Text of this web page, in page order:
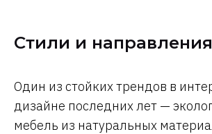
Стили и направления
Один из стойких трендов в
дизайне последних лет —
мебель из натуральных